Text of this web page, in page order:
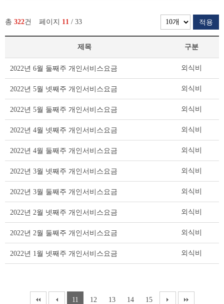
총 322건 페이지 11 / 33 적용
비
요
리
트
이
블
제목 구분
2022년 6월 둘째주 개인서비스요금 외식비
2022년 5월 넷째주 개인서비스요금 외식비
2022년 5월 둘째주 개인서비스요금 외식비
2022년 4월 넷째주 개인서비스요금 외식비
2022년 4월 둘째주 개인서비스요금 외식비
2022년 3월 넷째주 개인서비스요금 외식비
2022년 3월 둘째주 개인서비스요금 외식비
2022년 2월 넷째주 개인서비스요금 외식비
2022년 2월 둘째주 개인서비스요금 외식비
2022년 1월 넷째주 개인서비스요금 외식비
11 12 13 14 15